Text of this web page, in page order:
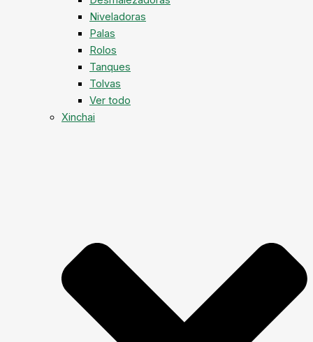
Niveladoras
Palas
Rolos
Tanques
Tolvas
Ver todo
Xinchai